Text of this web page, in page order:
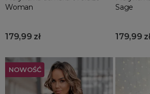
Woman
179,99 zł
Sage
179,99
NOWOŚĆ